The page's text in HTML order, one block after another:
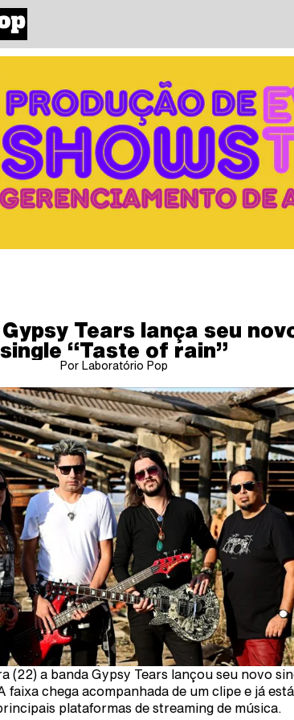
Gypsy Tears lança seu
single “Taste of rain”
Por Laboratório Pop
(22) a banda Gypsy Tears lançou seu novo
faixa chega acompanhada de um clipe e já está
plataformas de streaming de música.